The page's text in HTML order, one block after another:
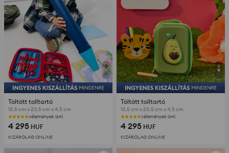
Töltött tolltartó
13,5 cm x 20,5 cm x 4,5 cm
vélemények (64)
4 295 HUF
KIZÁRÓLAG ONLINE
Töltött tolltartó
13,5 cm x 20,5 cm x 4,5 cm
vélemények (64)
4 295 HUF
KIZÁRÓLAG ONLINE